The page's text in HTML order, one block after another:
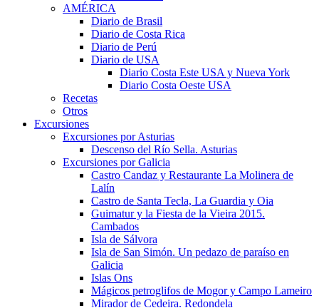
AMÉRICA
Diario de Brasil
Diario de Costa Rica
Diario de Perú
Diario de USA
Diario Costa Este USA y Nueva York
Diario Costa Oeste USA
Recetas
Otros
Excursiones
Excursiones por Asturias
Descenso del Río Sella. Asturias
Excursiones por Galicia
Castro Candaz y Restaurante La Molinera de
Lalín
Castro de Santa Tecla, La Guardia y Oia
Guimatur y la Fiesta de la Vieira 2015.
Cambados
Isla de Sálvora
Isla de San Simón. Un pedazo de paraíso en
Galicia
Islas Ons
Mágicos petroglifos de Mogor y Campo Lameiro
Mirador de Cedeira. Redondela